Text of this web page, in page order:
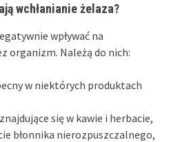
wchłanianie żelaza?
wpływać na
organizm. Należą do nich:
w niektórych produktach
się w kawie i herbacie,
błonnika nierozpuszczalnego,